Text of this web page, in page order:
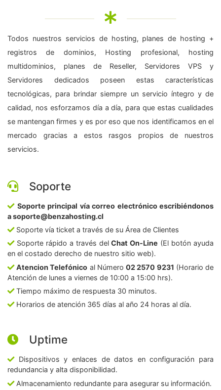
Todos nuestros servicios de hosting, planes de hosting +
registros de dominios, Hosting profesional, hosting
multidominios, planes de Reseller, Servidores VPS y
Servidores dedicados poseen estas características
tecnológicas, para brindar siempre un servicio íntegro y de
calidad, nos esforzamos día a día, para que estas cualidades
se mantengan firmes y es por eso que nos identificamos en el
mercado gracias a estos rasgos propios de nuestros
servicios.
Soporte
Soporte principal vía correo electrónico escribiéndonos
a soporte@benzahosting.cl
Soporte vía ticket a través de su Área de Clientes
Soporte rápido a través delChat On-Line (El botón ayuda
en el costado derecho de nuestro sitio web).
Atencion Telefónico al Número02 2570 9231 (Horario de
Atención de lunes a viernes de 10:00 a 15:00 hrs).
Tiempo máximo de respuesta 30 minutos.
Horarios de atención 365 días al año 24 horas al día.
Uptime
Dispositivos y enlaces de datos en configuración para
redundancia y alta disponibilidad.
Almacenamiento redundante para asegurar su información.